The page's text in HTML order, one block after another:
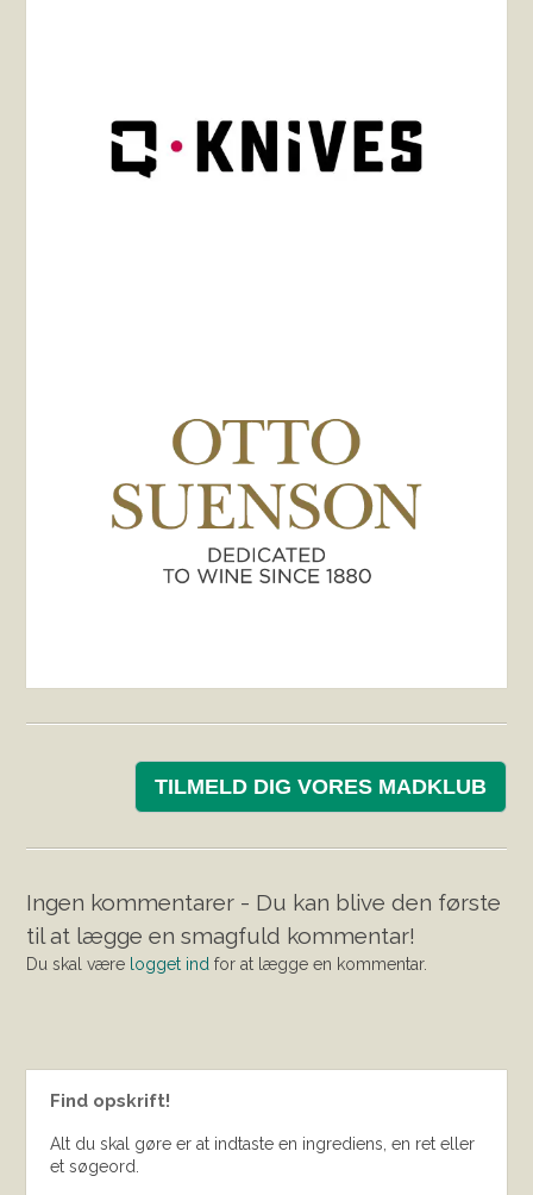
TILMELD DIG VORES MADKLUB
Ingen kommentarer - Du kan blive den første
til at lægge en smagfuld kommentar!
Du skal være logget ind for at lægge en kommentar.
Find opskrift!
Alt du skal gøre er at indtaste en ingrediens, en ret eller
et søgeord.